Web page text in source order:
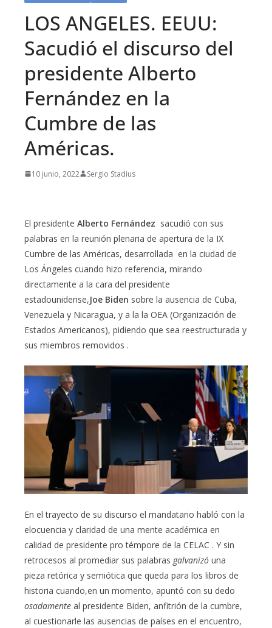
LOS ANGELES. EEUU:
Sacudió el discurso del
presidente Alberto
Fernández en la
Cumbre de las
Américas.
10 junio, 2022 Sergio Stadius
El presidente Alberto Fernández sacudió con sus
palabras en la reunión plenaria de apertura de la IX
Cumbre de las Américas, desarrollada en la ciudad de
Los Ángeles cuando hizo referencia, mirando
directamente a la cara del presidente
estadounidense,Joe Biden sobre la ausencia de Cuba,
Venezuela y Nicaragua, y a la la OEA (Organización de
Estados Americanos), pidiendo que sea reestructurada y
sus miembros removidos .
En el trayecto de su discurso el mandatario habló con la
elocuencia y claridad de una mente académica en
calidad de presidente pro témpore de la CELAC . Y sin
retrocesos al promediar sus palabras galvanizó una
pieza retórica y semiótica que queda para los libros de
historia cuando,en un momento, apuntó con su dedo
osadamente al presidente Biden, anfitrión de la cumbre,
al cuestionarle las ausencias de países en el encuentro,